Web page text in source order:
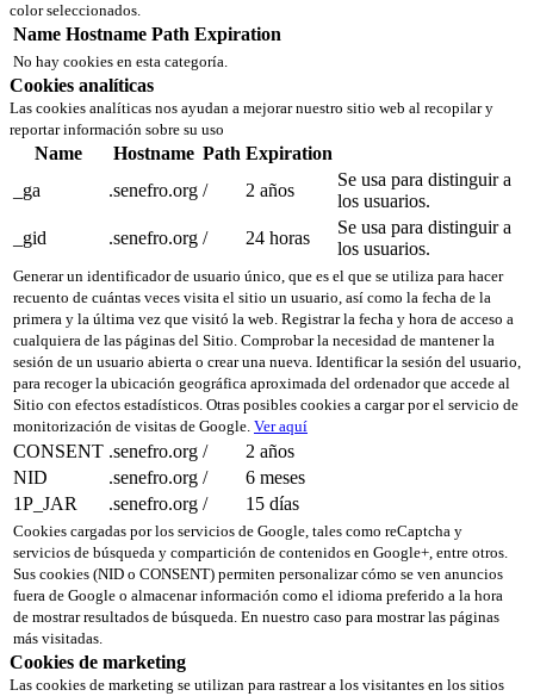
color seleccionados.
Name Hostname Path Expiration
No hay cookies en esta categoría.
Cookies analíticas
Las cookies analíticas nos ayudan a mejorar nuestro sitio web al recopilar y
reportar información sobre su uso
Name Hostname Path Expiration
_ga
.senefro.org / 2 años
Se usa para distinguir a
los usuarios.
_gid
.senefro.org / 24 horas
Se usa para distinguir a
los usuarios.
Generar un identificador de usuario único, que es el que se utiliza para hacer
recuento de cuántas veces visita el sitio un usuario, así como la fecha de la
primera y la última vez que visitó la web. Registrar la fecha y hora de acceso a
cualquiera de las páginas del Sitio. Comprobar la necesidad de mantener la
sesión de un usuario abierta o crear una nueva. Identificar la sesión del usuario,
para recoger la ubicación geográfica aproximada del ordenador que accede al
Sitio con efectos estadísticos. Otras posibles cookies a cargar por el servicio de
monitorización de visitas de Google. Ver aquí
CONSENT .senefro.org /
2 años
NID
.senefro.org /
6 meses
1P_JAR
.senefro.org / 15 días
Cookies cargadas por los servicios de Google, tales como reCaptcha y
servicios de búsqueda y compartición de contenidos en Google+, entre otros.
Sus cookies (NID o CONSENT) permiten personalizar cómo se ven anuncios
fuera de Google o almacenar información como el idioma preferido a la hora
de mostrar resultados de búsqueda. En nuestro caso para mostrar las páginas
más visitadas.
Cookies de marketing
Las cookies de marketing se utilizan para rastrear a los visitantes en los sitios